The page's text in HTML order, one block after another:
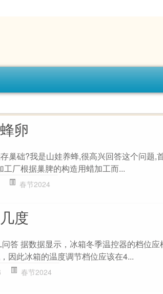
卵
巢础?我是山娃养蜂,很高兴回答这个问题,
厂根据巢脾的构造用蜡加工而...
春节2024
度
答 据数据显示，冰箱冬季温控器的档位
因此冰箱的温度调节档位应该在4...
春节2024